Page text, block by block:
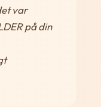
var
på din